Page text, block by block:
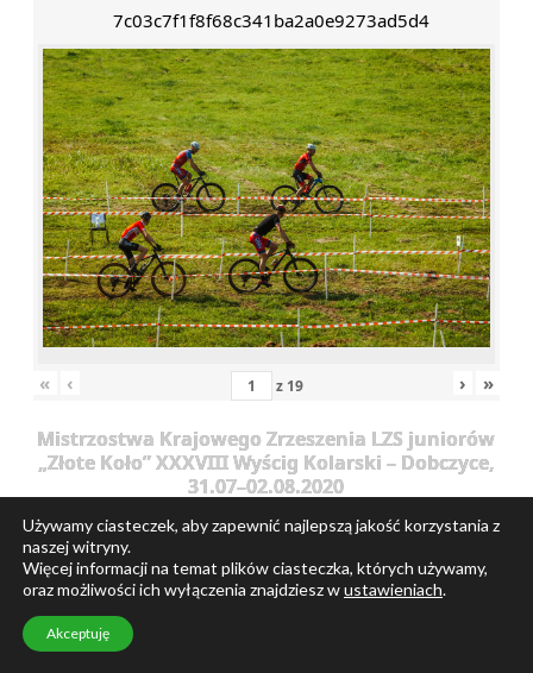
7c03c7f1f8f68c341ba2a0e9273ad5d4
« ‹ z 19 › »
Mistrzostwa Krajowego Zrzeszenia LZS juniorów
„Złote Koło” XXXVIII Wyścig Kolarski – Dobczyce,
31.07–02.08.2020
117181380 3115140591856000
Używamy ciasteczek, aby zapewnić najlepszą jakość korzystania z
naszej witryny.
Więcej informacji na temat plików ciasteczka, których używamy,
oraz możliwości ich wyłączenia znajdziesz wustawieniach.
Akceptuję